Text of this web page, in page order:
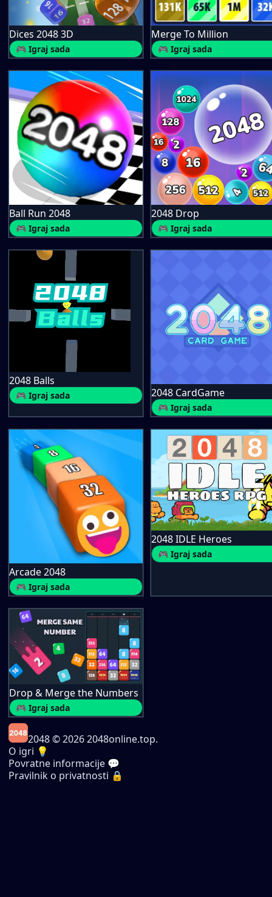
Dices 2048 3D
🎮 Igraj sada
Merge To Million
🎮 Igraj sada
Ball Run 2048
🎮 Igraj sada
2048 Drop
🎮 Igraj sada
2048 Balls
🎮 Igraj sada 2048 CardGame
🎮 Igraj sada
Arcade 2048
🎮 Igraj sada
2048 IDLE Heroes
🎮 Igraj sada
Drop & Merge the Numbers
🎮 Igraj sada
2048© 2026 2048online.top.
O igri 💡
Povratne informacije 💬
Pravilnik o privatnosti 🔒